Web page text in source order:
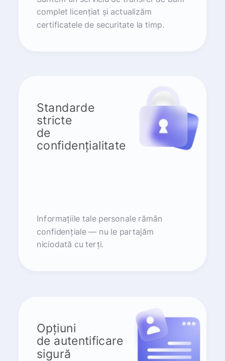
complet licențiat și actualizăm
certificatele de securitate la timp.
Standarde
stricte
de
confidențialitate
Informațiile tale personale rămân
confidențiale — nu le partajăm
niciodată cu terți.
Opțiuni
de autentificare
sigură